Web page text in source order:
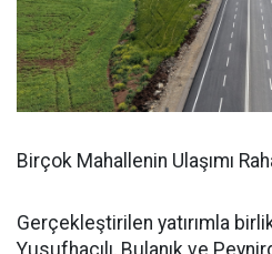
Birçok Mahallenin Ulaşımı
Gerçekleştirilen yatırımla